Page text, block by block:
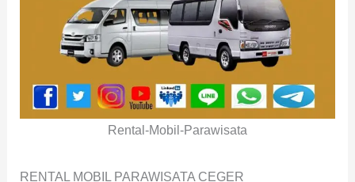
Rental-Mobil-Parawisata
RENTAL MOBIL PARAWISATA CEGER